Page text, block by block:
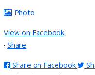
Photo
View on Facebook
· Share
Share on Facebook